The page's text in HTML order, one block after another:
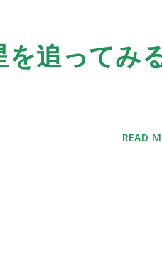
追ってみ
READ